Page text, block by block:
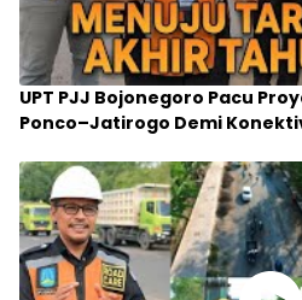
UPT PJJ Bojonegoro Pacu
Ponco–Jatirogo Demi